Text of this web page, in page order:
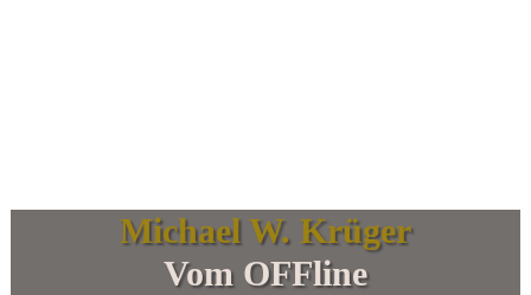
Michael W. Krüger
Vom OFFline